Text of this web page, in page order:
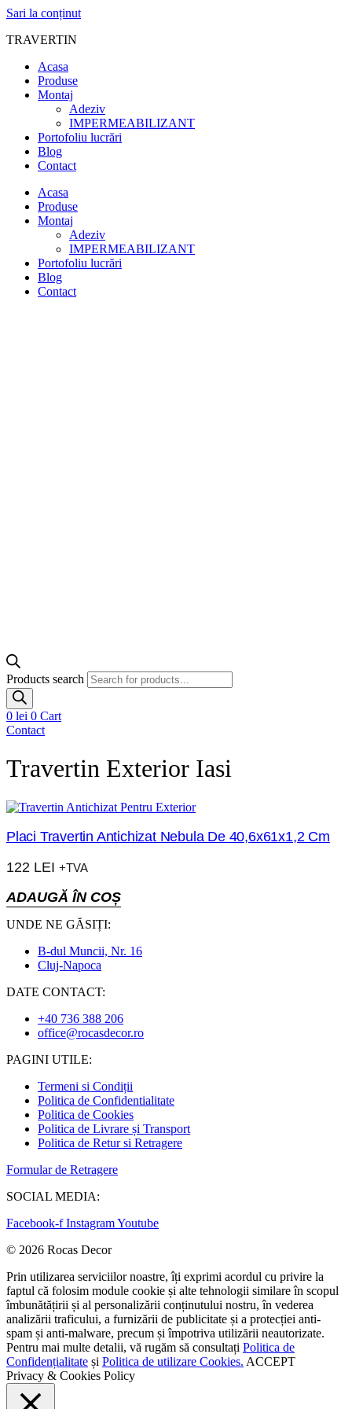
Sari la conținut
TRAVERTIN
Acasa
Produse
Montaj
Adeziv
IMPERMEABILIZANT
Portofoliu lucrări
Blog
Contact
Acasa
Produse
Montaj
Adeziv
IMPERMEABILIZANT
Portofoliu lucrări
Blog
Contact
Products search
0 lei 0 Cart
Contact
Travertin Exterior Iasi
Placi Travertin Antichizat Nebula De 40,6x61x1,2 Cm
122 LEI +TVA
ADAUGĂ ÎN COȘ
UNDE NE GĂSIȚI:
B-dul Muncii, Nr. 16
Cluj-Napoca
DATE CONTACT:
+40 736 388 206
office@rocasdecor.ro
PAGINI UTILE:
Termeni si Condiții
Politica de Confidentialitate
Politica de Cookies
Politica de Livrare și Transport
Politica de Retur si Retragere
Formular de Retragere
SOCIAL MEDIA:
Facebook-f InstagramYoutube
© 2026 Rocas Decor
Prin utilizarea serviciilor noastre, îți exprimi acordul cu privire la
faptul că folosim module cookie și alte tehnologii similare în scopul
îmbunătățirii și al personalizării conținutului nostru, în vederea
analizării traficului, a furnizării de publicitate și a protecției anti-
spam și anti-malware, precum și împotriva utilizării neautorizate.
Pentru mai multe detalii, vă rugăm să consultați Politica de
Confidențialitate și Politica de utilizare Cookies. ACCEPT
Privacy & Cookies Policy